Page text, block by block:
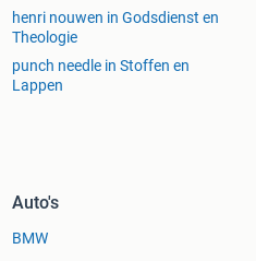
henri nouwen in Godsdienst en
Theologie
punch needle in Stoffen en
Lappen
Auto's
BMW